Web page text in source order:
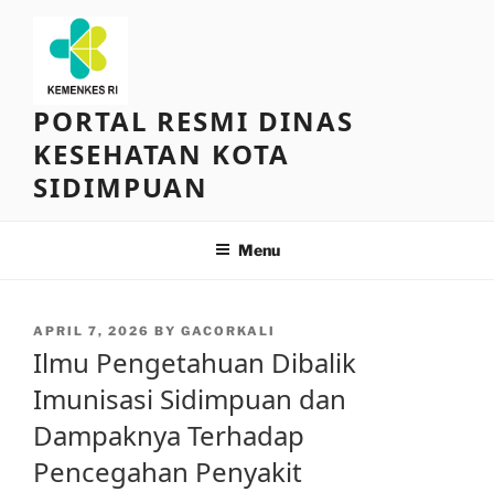
content
PORTAL RESMI DINAS
KESEHATAN KOTA
SIDIMPUAN
Menu
POSTED
ON
APRIL 7, 2026 BY GACORKALI
Ilmu Pengetahuan Dibalik
Imunisasi Sidimpuan dan
Dampaknya Terhadap
Pencegahan Penyakit